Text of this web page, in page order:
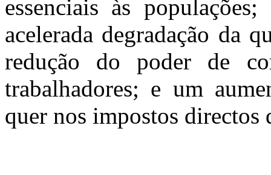
essenciais às
acelerada degradação da
redução do poder de
trabalhadores; e um
quer nos impostos directos